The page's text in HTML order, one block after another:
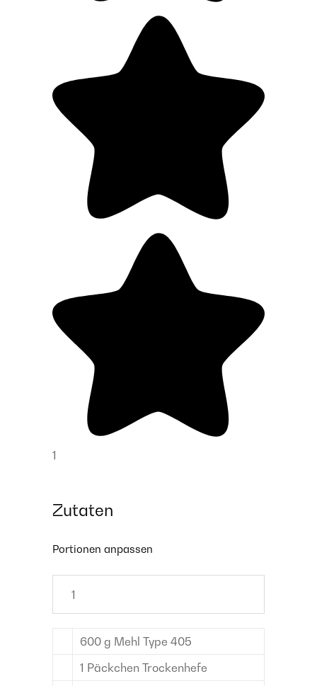
1
Zutaten
Portionen anpassen
600 g Mehl Type 405
1 Päckchen Trockenhefe